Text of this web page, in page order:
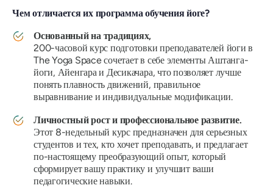
Чем отличается их программа обучения йоге?
Основанный на традициях,
200-часовой курс подготовки преподавателей йоги в
The Yoga Space сочетает в себе элементы Аштанга-
йоги, Айенгара и Десикачара, что позволяет лучше
понять плавность движений, правильное
выравнивание и индивидуальные модификации.
Личностный рост и профессиональное развитие.
Этот 8-недельный курс предназначен для серьезных
студентов и тех, кто хочет преподавать, и предлагает
по-настоящему преобразующий опыт, который
сформирует вашу практику и улучшит ваши
педагогические навыки.